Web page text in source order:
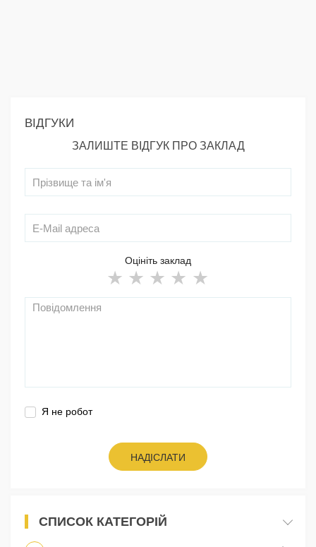
ВІДГУКИ
ЗАЛИШТЕ ВІДГУК ПРО ЗАКЛАД
Оцініть заклад
Я не робот
НАДІСЛАТИ
СПИСОК КАТЕГОРІЙ